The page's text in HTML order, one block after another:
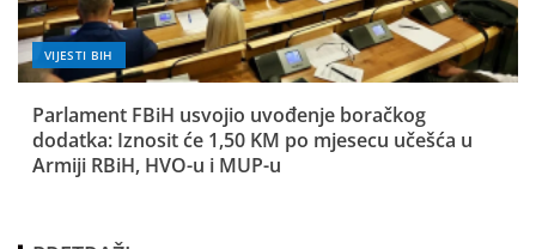
VIJESTI BIH
Parlament FBiH usvojio uvođenje boračkog
dodatka: Iznosit će 1,50 KM po mjesecu učešća u
Armiji RBiH, HVO-u i MUP-u